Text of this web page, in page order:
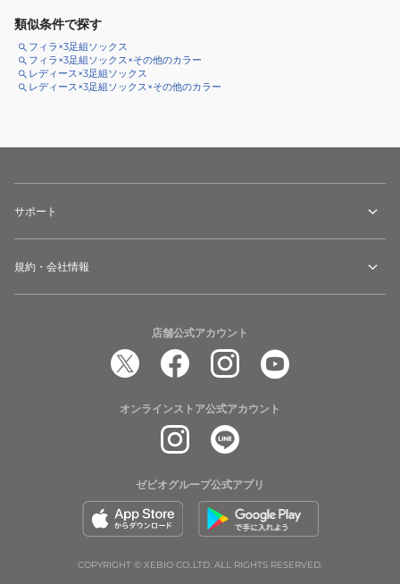
類似条件で探す
フィラ×3足組ソックス
フィラ×3足組ソックス×その他のカラー
レディース×3足組ソックス
レディース×3足組ソックス×その他のカラー
サポート
規約・会社情報
店舗公式アカウント
オンラインストア公式アカウント
ゼビオグループ公式アプリ
COPYRIGHT © XEBIO CO.,LTD. ALL RIGHTS RESERVED.